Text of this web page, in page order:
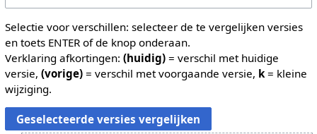
Selectie voor verschillen: selecteer de te vergelijken versies
en toets ENTER of de knop onderaan.
Verklaring afkortingen: (huidig)= verschil met huidige
versie, (vorige)= verschil met voorgaande versie, k= kleine
wijziging.